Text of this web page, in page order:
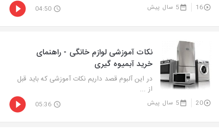
16 5 سال پیش 04:50
نکات آموزشی لوازم خانگی - راهنمای
خرید آبمیوه گیری
در این آلبوم قصد داریم نکات آموزشی که باید قبل
از ...
20 5 سال پیش 05:36